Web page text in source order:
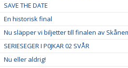
SAVE THE DATE
En historisk final
Nu släpper vi biljetter till finalen av
SERIESEGER I P0JKAR 02 SVÅR
Nu eller aldrig!